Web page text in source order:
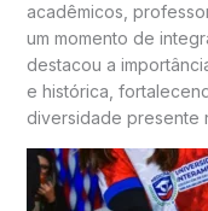
acadêmicos,
um momento de
destacou a
e histórica,
diversidade presente